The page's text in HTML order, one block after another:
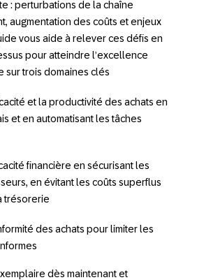
: perturbations de la chaîne
augmentation des coûts et enjeux
vous aide à relever ces défis en
pour atteindre l’excellence
sur trois domaines clés
et la productivité des achats en
et en automatisant les tâches
financière en sécurisant les
en évitant les coûts superflus
trésorerie
des achats pour limiter les
dès maintenant et